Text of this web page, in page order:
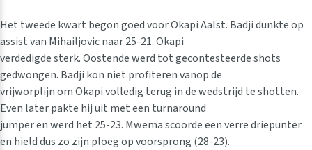
Het tweede kwart begon goed voor Okapi Aalst. Badji dunkte op
assist van Mihailjovic naar 25-21. Okapi
verdedigde sterk. Oostende werd tot gecontesteerde shots
gedwongen. Badji kon niet profiteren vanop de
vrijworplijn om Okapi volledig terug in de wedstrijd te shotten.
Even later pakte hij uit met een turnaround
jumper en werd het 25-23. Mwema scoorde een verre driepunter
en hield dus zo zijn ploeg op voorsprong (28-23).